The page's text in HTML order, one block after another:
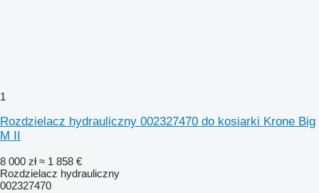
1
Rozdzielacz hydrauliczny 002327470 do kosiarki Krone Big
M II
8 000 zł ≈ 1 858 €
Rozdzielacz hydrauliczny
002327470